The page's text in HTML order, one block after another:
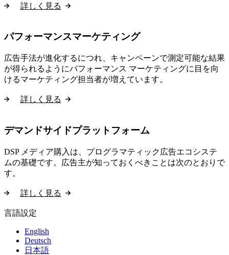
詳しく見る
パフォーマンスマーケティング
広告手法が進化するにつれ、キャンペーンで測定可能な結果
が得られるようにパフォーマンス マーケティングに目を向
けるマーケティング担当者が増えています。
詳しく見る
デマンドサイドプラットフォーム
DSP メディア購入は、プログラマティック広告エコシステ
ムの基礎です。広告主が知っておくべきことは次のとおりで
す。
詳しく見る
言語設定
English
Deutsch
日本語